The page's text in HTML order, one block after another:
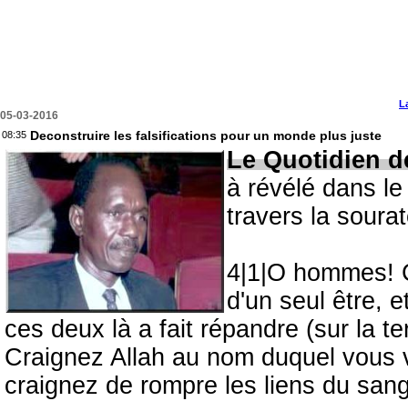
05-03-2016
08:35 Deconstruire les falsifications pour un monde plus juste
Le Quotidien
à révélé dans
travers la
4|1|O hommes!
d'un seul être,
ces deux là a fait répandre (sur la
Craignez Allah au nom duquel
craignez de rompre les liens du